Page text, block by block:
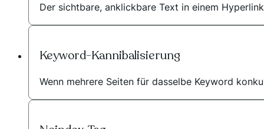
Der sichtbare, anklickbare Text in einem
Keyword-Kannibalisierung
Wenn mehrere Seiten für dasselbe Keyword